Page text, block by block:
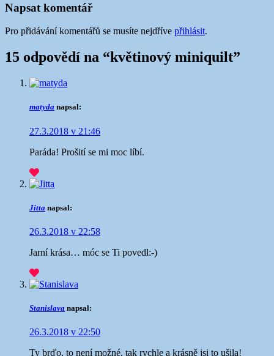
Napsat komentář
Pro přidávání komentářů se musíte nejdříve přihlásit.
15 odpovědí na “květinový miniquilt”
matyda napsal:
27.3.2018 v 21:46
Paráda! Prošití se mi moc líbí.
Jitta napsal:
26.3.2018 v 22:58
Jarní krása… móc se Ti povedl:-)
Stanislava napsal:
26.3.2018 v 22:50
Ty brďo, to není možné, tak rychle a krásně jsi to ušila!